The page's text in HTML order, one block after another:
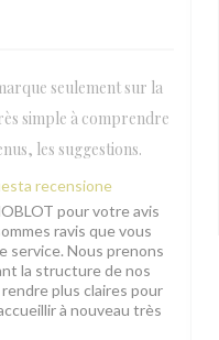
seulement sur la
simple à comprendre
les suggestions.
recensione
pour votre avis
ravis que vous
service. Nous prenons
la structure de nos
plus claires pour
à nouveau très